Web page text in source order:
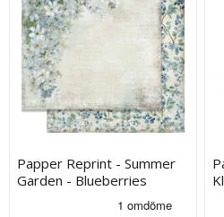
Papper Reprint - Summer
Garden - Blueberries